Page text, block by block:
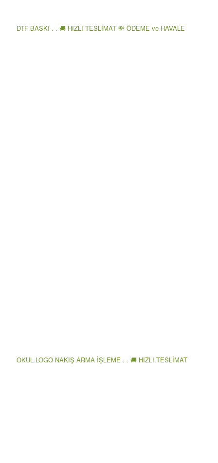
DTF BASKI . . 🚚 HIZLI TESLİMAT 💸 ÖDEME ve HAVALE
OKUL LOGO NAKIŞ ARMA İŞLEME . . 🚚 HIZLI TESLİMAT